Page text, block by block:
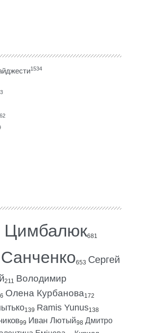
1534
Цимбалюк681
653 Сергей
211 Володимир
Олена Курбанова172
139 Ramis Yunus138
99 Иван Лютый98 Дмитро